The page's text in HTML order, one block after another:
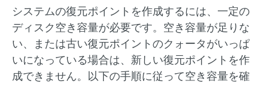
システムの復元ポイントを作成するには、一定の
ディスク空き容量が必要です。空き容量が足りな
い、または古い復元ポイントのクォータがいっぱ
いになっている場合は、新しい復元ポイントを作
成できません。以下の手順に従って空き容量を確